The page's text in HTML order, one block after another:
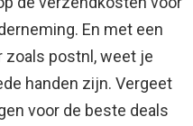
En met een
zoals postnl, weet je
handen zijn. Vergeet
voor de beste deals